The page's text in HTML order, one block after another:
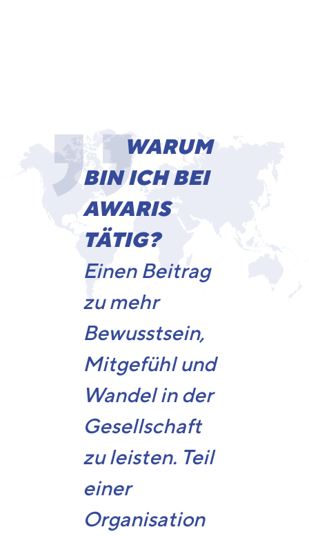
WARUM
BIN ICH BEI
AWARIS
TÄTIG?
Einen Beitrag
zu mehr
Bewusstsein,
Mitgefühl und
Wandel in der
Gesellschaft
zu leisten. Teil
einer
Organisation